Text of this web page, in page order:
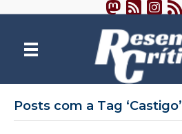
Posts com a Tag ‘Castigo’